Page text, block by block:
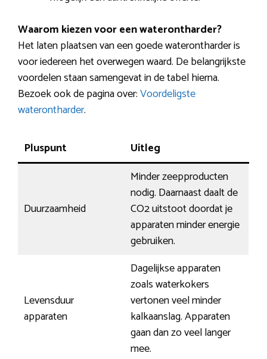
Waarom kiezen voor een waterontharder?
Het laten plaatsen van een goede waterontharder is
voor iedereen het overwegen waard. De belangrijkste
voordelen staan samengevat in de tabel hierna.
Bezoek ook de pagina over:Voordeligste
waterontharder.
Pluspunt Uitleg
Duurzaamheid
Minder zeepproducten
nodig. Daarnaast daalt de
CO2 uitstoot doordat je
apparaten minder energie
gebruiken.
Levensduur
apparaten
Dagelijkse apparaten
zoals waterkokers
vertonen veel minder
kalkaanslag. Apparaten
gaan dan zo veel langer
mee.